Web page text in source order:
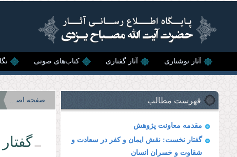
آثار نوشتاری آثار گفتاری کتاب‌های صوتی
فهرست مطالب
مقدمه معاونت پژوهش
گفتار نخست: نقش ایمان و كفر در سعادت و
شقاوت و خسران انسان
صفحه اصلی